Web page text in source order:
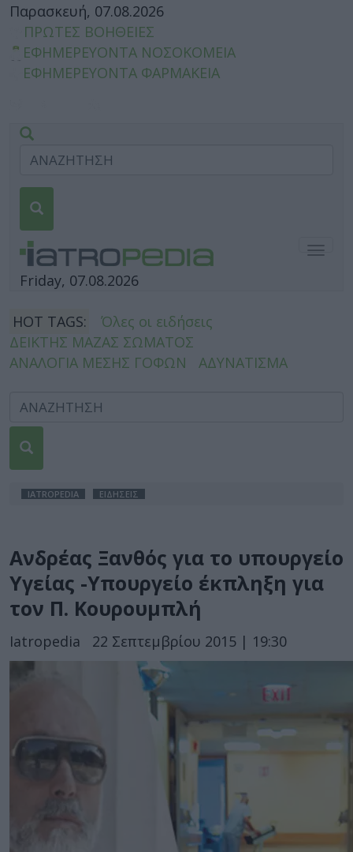
Παρασκευή, 07.08.2026
ΠΡΩΤΕΣ ΒΟΗΘΕΙΕΣ
ΕΦΗΜΕΡΕΥΟΝΤΑ ΝΟΣΟΚΟΜΕΙΑ
ΕΦΗΜΕΡΕΥΟΝΤΑ ΦΑΡΜΑΚΕΙΑ
Friday, 07.08.2026
HOT TAGS:
Όλες οι ειδήσεις
ΔΕΙΚΤΗΣ ΜΑΖΑΣ ΣΩΜΑΤΟΣ
ΑΝΑΛΟΓΙΑ ΜΕΣΗΣ ΓΟΦΩΝ
ΑΔΥΝΑΤΙΣΜΑ
IATROPEDIA ΕΙΔΗΣΕΙΣ
Ανδρέας Ξανθός για το υπουργείο
Υγείας -Υπουργείο έκπληξη για
τον Π. Κουρουμπλή
Iatropedia 22 Σεπτεμβρίου 2015 | 19:30